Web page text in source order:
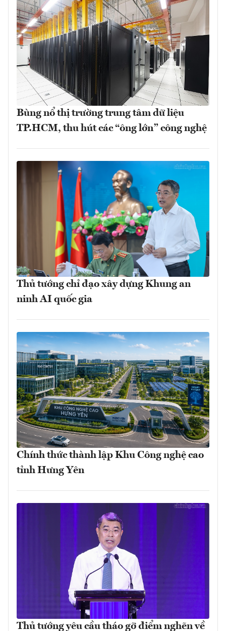
Bùng nổ thị trường trung tâm dữ liệu
TP.HCM, thu hút các “ông lớn” công nghệ
Thủ tướng chỉ đạo xây dựng Khung an
ninh AI quốc gia
Chính thức thành lập Khu Công nghệ cao
tỉnh Hưng Yên
Thủ tướng yêu cầu tháo gỡ điểm nghẽn về